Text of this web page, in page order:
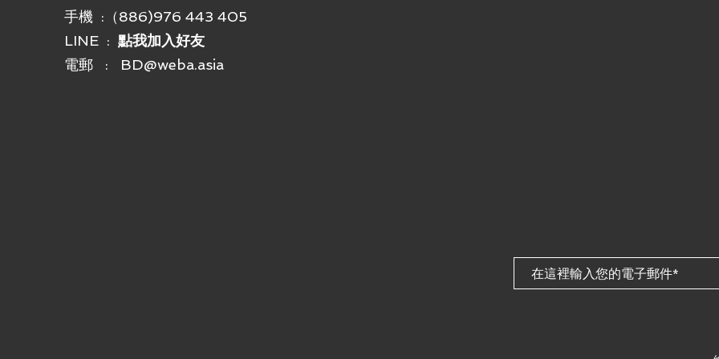
手機 : （886)976 443 405
LINE :點我加入好友
電郵 : BD@weba.asia